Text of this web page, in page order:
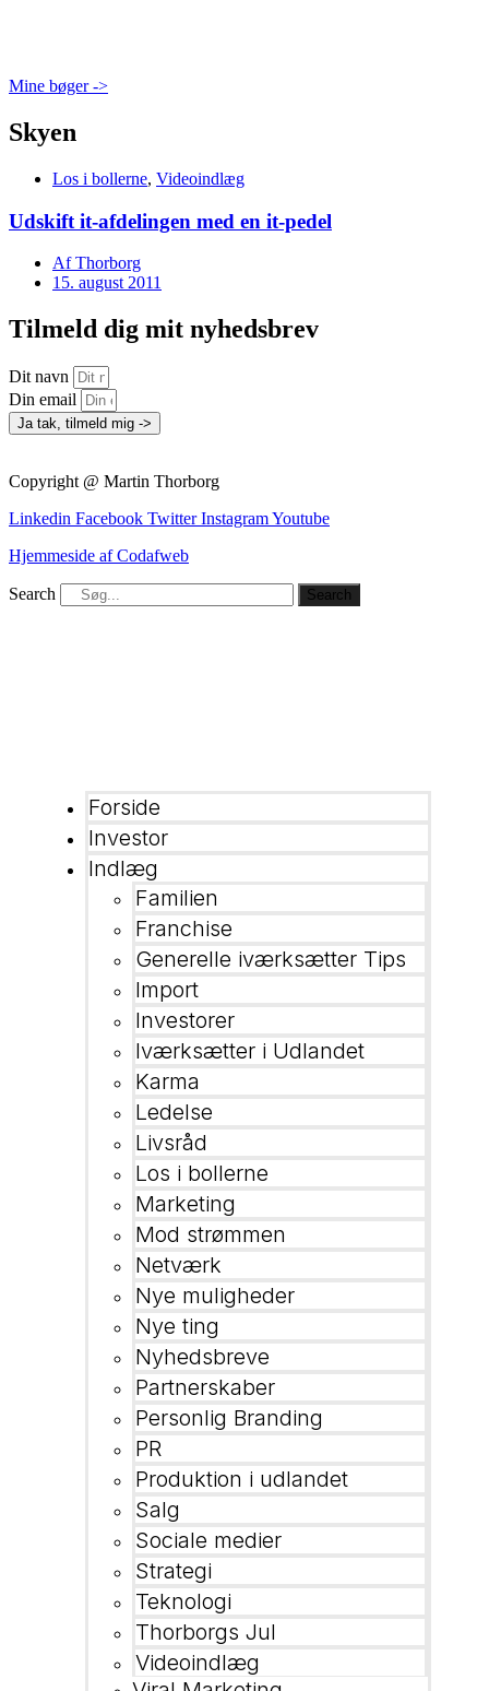
Mine bøger ->
Skyen
Los i bollerne, Videoindlæg
Udskift it-afdelingen med en it-pedel
AfThorborg
15. august 2011
Tilmeld dig mit nyhedsbrev
Dit navn
Din email
Ja tak, tilmeld mig ->
Copyright @ Martin Thorborg
Linkedin Facebook Twitter InstagramYoutube
Hjemmeside af Codafweb
Search Search
Forside
Investor
Indlæg
Familien
Franchise
Generelle iværksætter Tips
Import
Investorer
Iværksætter i Udlandet
Karma
Ledelse
Livsråd
Los i bollerne
Marketing
Mod strømmen
Netværk
Nye muligheder
Nye ting
Nyhedsbreve
Partnerskaber
Personlig Branding
PR
Produktion i udlandet
Salg
Sociale medier
Strategi
Teknologi
Thorborgs Jul
Videoindlæg